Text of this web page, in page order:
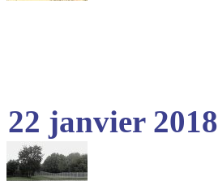
22 janvier 2018